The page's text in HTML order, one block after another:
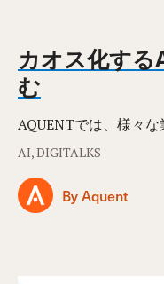
カオス化する
む
AQUENTでは、様々
AI, DIGITALKS
By Aquent